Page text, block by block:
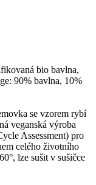
bio bavlna,
90% bavlna, 10%
se vzorem rybí
veganská výroba
Assessment) pro
celého životního
lze sušit v sušičce